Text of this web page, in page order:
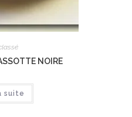
NOIRE
suite